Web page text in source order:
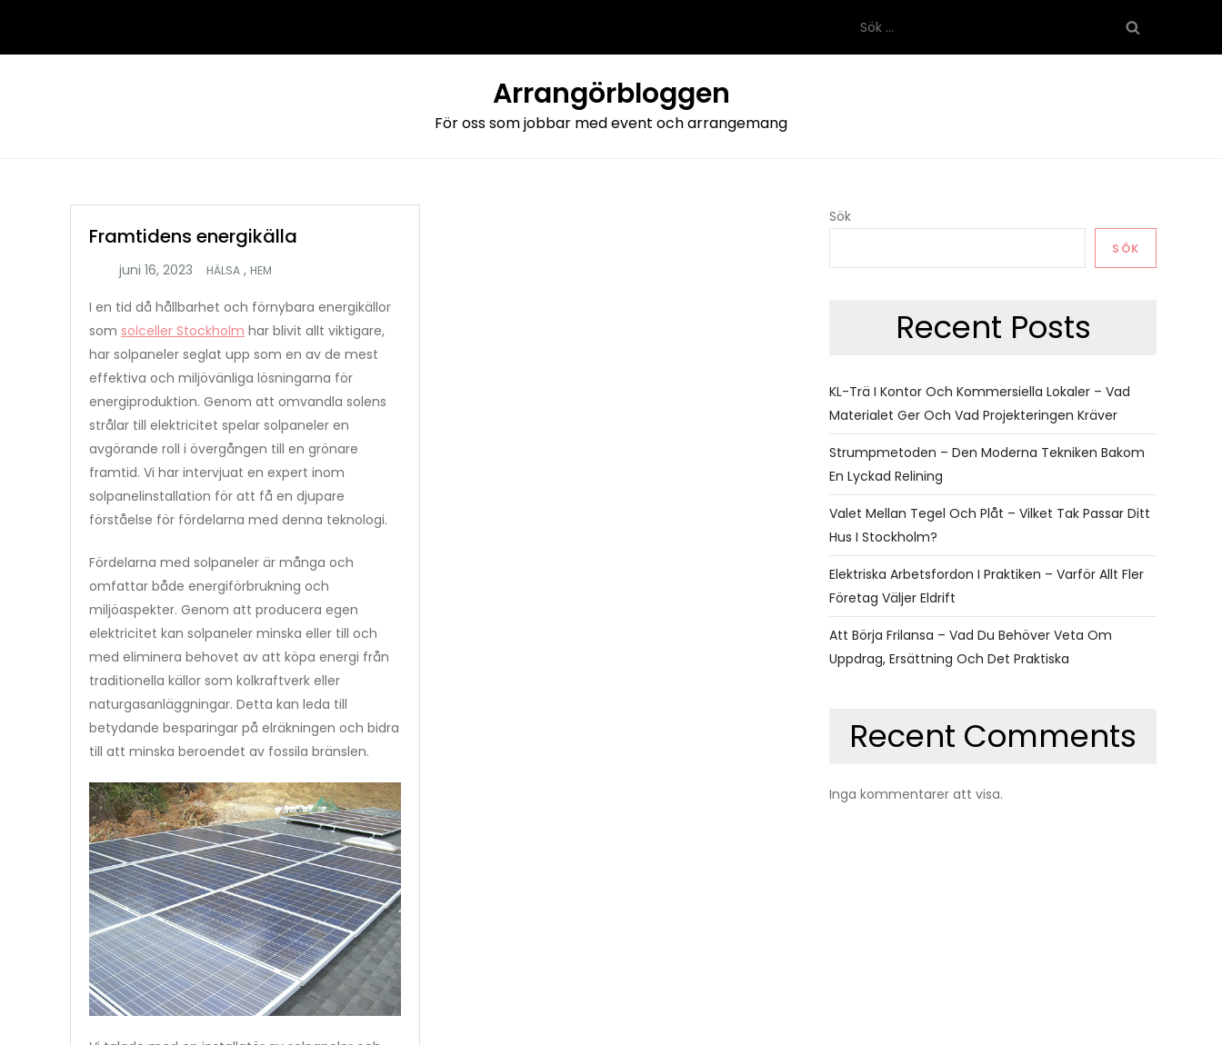
innehåll
efter:
Arrangörbloggen
För oss som jobbar med event och arrangemang
Framtidens energikälla
HÄLSA , HEM
I en tid då hållbarhet och förnybara energikällor
som solceller Stockholm har blivit allt viktigare,
har solpaneler seglat upp som en av de mest
effektiva och miljövänliga lösningarna för
energiproduktion. Genom att omvandla solens
strålar till elektricitet spelar solpaneler en
avgörande roll i övergången till en grönare
framtid. Vi har intervjuat en expert inom
solpanelinstallation för att få en djupare
förståelse för fördelarna med denna teknologi.
Fördelarna med solpaneler är många och
omfattar både energiförbrukning och
miljöaspekter. Genom att producera egen
elektricitet kan solpaneler minska eller till och
med eliminera behovet av att köpa energi från
traditionella källor som kolkraftverk eller
naturgasanläggningar. Detta kan leda till
betydande besparingar på elräkningen och bidra
till att minska beroendet av fossila bränslen.
Sök
SÖK
Recent Posts
KL-Trä I Kontor Och Kommersiella Lokaler – Vad
Materialet Ger Och Vad Projekteringen Kräver
Strumpmetoden – Den Moderna Tekniken Bakom
En Lyckad Relining
Valet Mellan Tegel Och Plåt – Vilket Tak Passar Ditt
Hus I Stockholm?
Elektriska Arbetsfordon I Praktiken – Varför Allt Fler
Företag Väljer Eldrift
Att Börja Frilansa – Vad Du Behöver Veta Om
Uppdrag, Ersättning Och Det Praktiska
Recent Comments
Inga kommentarer att visa.